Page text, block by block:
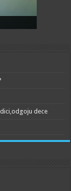
dece